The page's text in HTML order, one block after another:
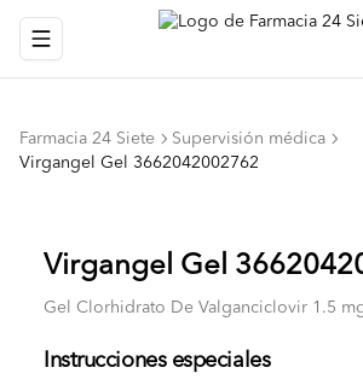
Abrir menu de navegación
Farmacia 24 Siete
Supervisión médica
Virgangel Gel 3662042002762
Virgangel Gel
Gel Clorhidrato De Valganciclovir 1.5
Instrucciones especiales